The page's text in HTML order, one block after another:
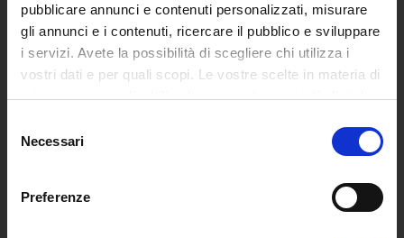
pubblicare annunci e contenuti personalizzati, misurare
gli annunci e i contenuti, ricercare il pubblico e sviluppare
i servizi. Avete la possibilità di scegliere chi utilizza i
vostri dati e per quali scopi. Le vostre scelte in materia di
privacy sono applicabili solo su questa proprietà digitale
modificare o revocare il proprio consenso in qualsiasi
momento dalla Dichiarazione sui cookie o facendo clic
delNecessari
Preferenze
Posta Elettronica Certificata - PEC
Bacheca del Rettore
DIDATTICA